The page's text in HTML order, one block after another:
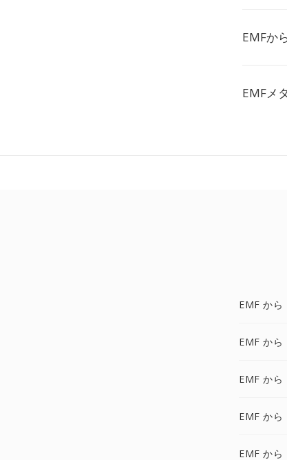
EMFか
EMFメ
EMF から
EMF から
EMF から
EMF から
EMF から